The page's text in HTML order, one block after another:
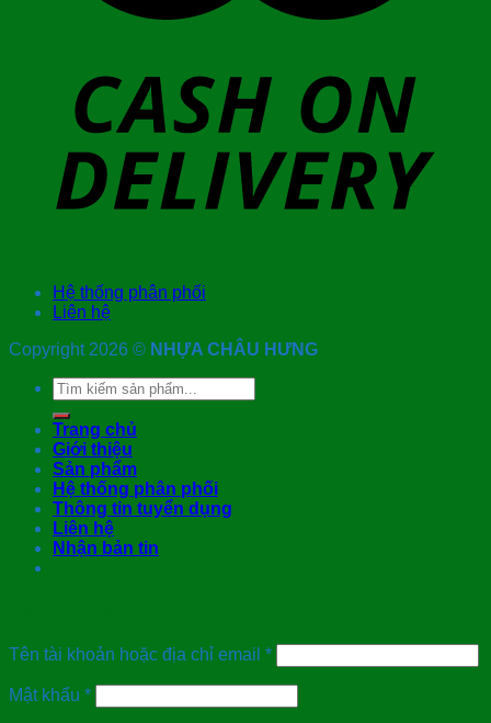
Hệ thống phân phối
Liên hệ
Copyright 2026 © NHỰA CHÂU HƯNG
Tìm
kiếm:
Trang chủ
Giới thiệu
Sản phẩm
Hệ thống phân phối
Thông tin tuyển dụng
Liên hệ
Nhận bản tin
Tên tài khoản hoặc địa chỉ email *
Mật khẩu *